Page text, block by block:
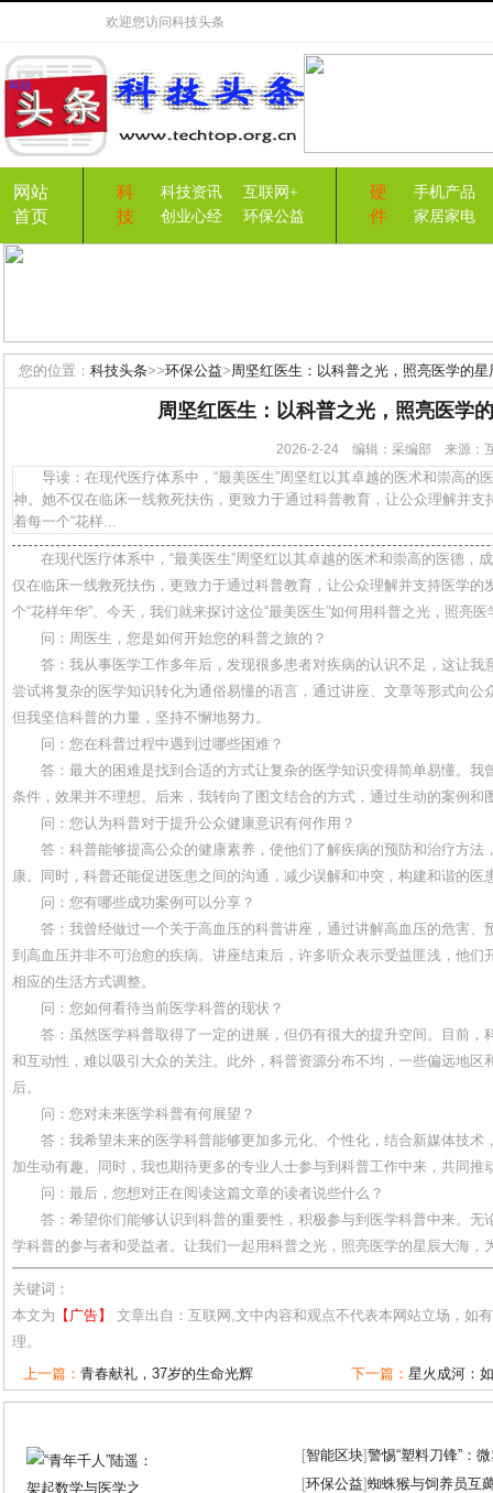
欢迎您访问科技头条
网站
首页
科
技
科技资讯
互联网+
创业心经
环保公益
硬
件
手机产品
家居家电
您的位置： 科技头条>>环保公益>周坚红医生：以科普之光，照亮医学的星
周坚红医生：以科普之光，照亮医学
2026-2-24 编辑：采编部 来源
导读：在现代医疗体系中，“最美医生”周坚红以其卓越的医术和崇高的
神。她不仅在临床一线救死扶伤，更致力于通过科普教育，让公众理解并
着每一个“花样...
在现代医疗体系中，“最美医生”周坚红以其卓越的医术和崇高的医德，
仅在临床一线救死扶伤，更致力于通过科普教育，让公众理解并支持医学的
个“花样年华”。今天，我们就来探讨这位“最美医生”如何用科普之光，照亮
问：周医生，您是如何开始您的科普之旅的？
答：我从事医学工作多年后，发现很多患者对疾病的认识不足，这让我
尝试将复杂的医学知识转化为通俗易懂的语言，通过讲座、文章等形式向公
但我坚信科普的力量，坚持不懈地努力。
问：您在科普过程中遇到过哪些困难？
答：最大的困难是找到合适的方式让复杂的医学知识变得简单易懂。我
条件，效果并不理想。后来，我转向了图文结合的方式，通过生动的案例和
问：您认为科普对于提升公众健康意识有何作用？
答：科普能够提高公众的健康素养，使他们了解疾病的预防和治疗方法
康。同时，科普还能促进医患之间的沟通，减少误解和冲突，构建和谐的医
问：您有哪些成功案例可以分享？
答：我曾经做过一个关于高血压的科普讲座，通过讲解高血压的危害、
到高血压并非不可治愈的疾病。讲座结束后，许多听众表示受益匪浅，他们
相应的生活方式调整。
问：您如何看待当前医学科普的现状？
答：虽然医学科普取得了一定的进展，但仍有很大的提升空间。目前，
和互动性，难以吸引大众的关注。此外，科普资源分布不均，一些偏远地区
后。
问：您对未来医学科普有何展望？
答：我希望未来的医学科普能够更加多元化、个性化，结合新媒体技术
加生动有趣。同时，我也期待更多的专业人士参与到科普工作中来，共同推
问：最后，您想对正在阅读这篇文章的读者说些什么？
答：希望你们能够认识到科普的重要性，积极参与到医学科普中来。无
学科普的参与者和受益者。让我们一起用科普之光，照亮医学的星辰大海，
关键词：
本文为 【广告】
文章出自：互联网,文中内容和观点不代表本网站立场，如
理。
上一篇： 青春献礼，37岁的生命光辉 下一篇： 星火成河：
[智能区块]警惕“塑料刀锋”：
[环保公益]蜘蛛猴与饲养员互